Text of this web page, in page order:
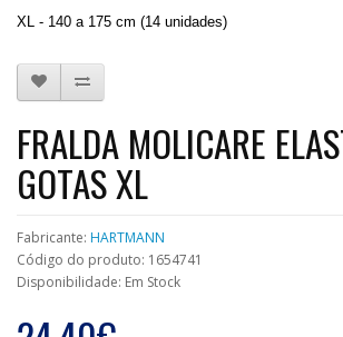
XL - 140 a 175 cm (14 unidades)
FRALDA MOLICARE
GOTAS XL
Fabricante: HARTMANN
Código do produto: 1654741
Disponibilidade: Em Stock